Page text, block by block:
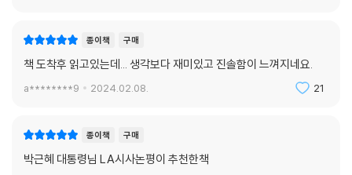
사로 연재된 글을 재구성하여 출간됐다. 책 속 부록으로 1권에는 박근혜 전
한 개인 소장용 사진이 수록되어 있으며, 2권에는 정치계 입문 이후부터의
미공개 사진과 2013년 1월 16일 대통령직 인수위원회가 출범한 이후부터
볼 수 있다.
종이책 구매
책 도착후 읽고있는데... 생각보다 재미있고 진솔함이 느껴지네요.
a********9 2024.02.08. 21
종이책 구매
박근혜 대통령님 LA시사논평이 추천한책